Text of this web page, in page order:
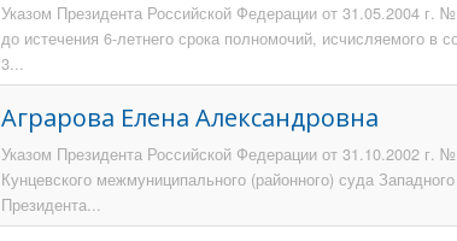
Указом Президента Российской Федерации от 31.05.2004 г.
до истечения 6-летнего срока полномочий, исчисляемого в
3...
Аграрова Елена Александровна
Указом Президента Российской Федерации от 31.10.2002 г.
Кунцевского межмуниципального (районного) суда
Президента...